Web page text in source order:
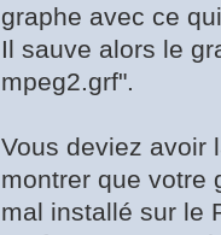
graphe avec ce
Il sauve alors le
mpeg2.grf".
Vous deviez avoir
montrer que votre
mal installé sur le